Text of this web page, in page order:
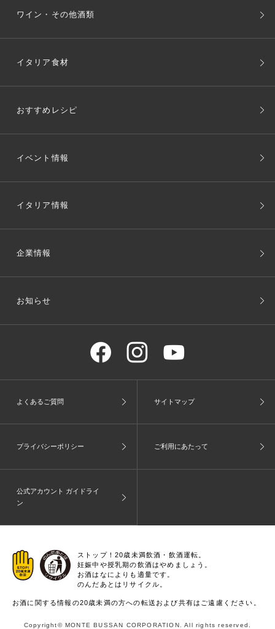
ワイン・その他酒類
イタリア食材
おすすめレシピ
イベント情報
イタリア情報
企業情報
お知らせ
よくあるご質問 サイトマップ
プライバシーポリシー ご利用にあたって
公式アカウント ガイドライ
ン
ストップ！20歳未満飲酒・飲酒運転。
妊娠中や授乳期の飲酒はやめましょう。
お酒はなによりも適量です。
のんだあとはリサイクル。
お酒に関する情報の20歳未満の方への転送および共有はご遠慮ください。
Copyright© MONTE BUSSAN CORPORATION. All rights reserved.